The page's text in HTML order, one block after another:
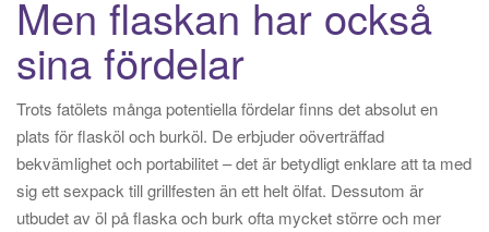
Men flaskan har också
sina fördelar
Trots fatölets många potentiella fördelar finns det absolut en
plats för flasköl och burköl. De erbjuder oöverträffad
bekvämlighet och portabilitet – det är betydligt enklare att ta med
sig ett sexpack till grillfesten än ett helt ölfat. Dessutom är
utbudet av öl på flaska och burk ofta mycket större och mer